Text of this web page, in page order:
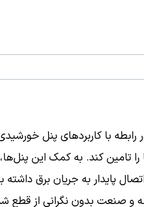
با کاربردهای پنل
را تامین کند. به کمک این پنل‌ها،
پایدار به جریان برق داشته
و صنعت بدون نگرانی از قطع